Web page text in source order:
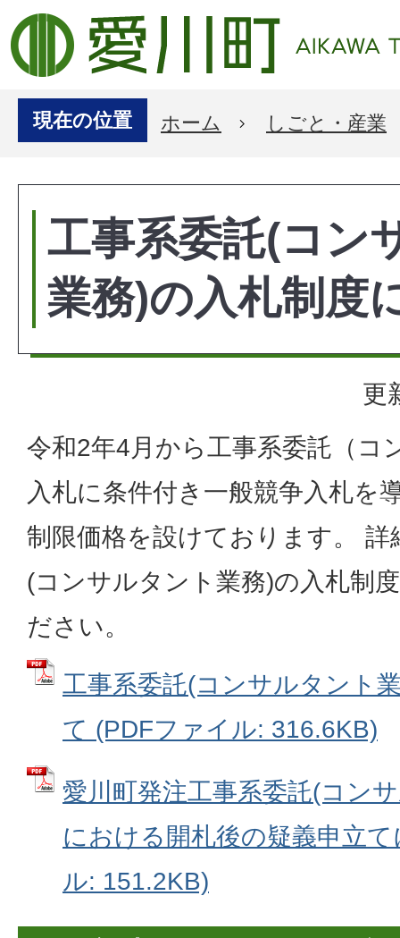
現在の位置 ホーム しごと・産業
工事系委託(コン
業務)の入札制度
更
令和2年4月から工事系委託（コ
入札に条件付き一般競争入札を
制限価格を設けております。 詳
(コンサルタント業務)の入札制
ださい。
工事系委託(コンサルタント
て (PDFファイル: 316.6KB)
愛川町発注工事系委託(コン
における開札後の疑義申立
ル: 151.2KB)